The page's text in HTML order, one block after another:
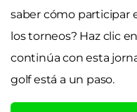
saber cómo participar
los torneos? Haz clic
continúa con esta
golf está a un paso.